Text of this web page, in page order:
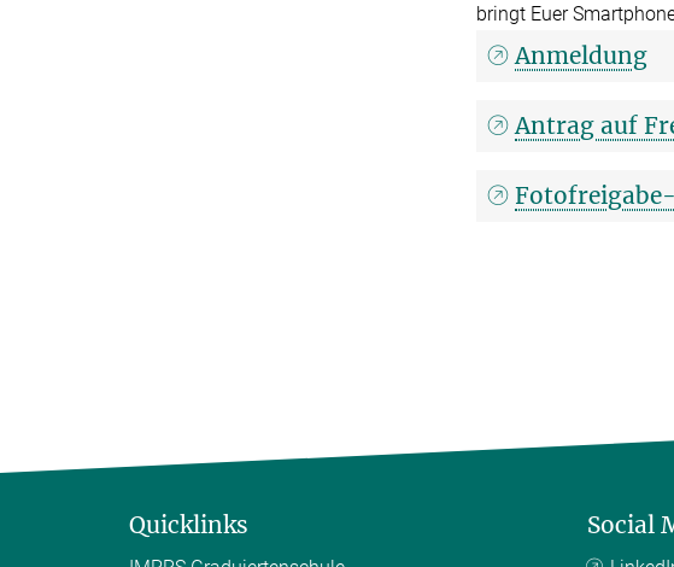
bringt Euer
Anmeldung
Antrag auf
Quicklinks Social